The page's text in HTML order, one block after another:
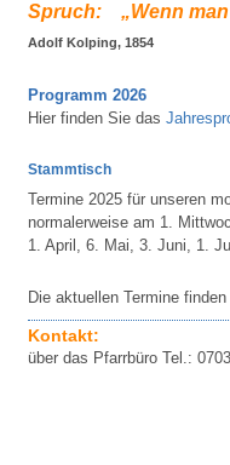
Spruch: „Wenn man
Adolf Kolping, 1854
Programm 2026
Hier finden Sie das
Stammtisch
Termine 2025 für unseren
normalerweise am 1.
1. April, 6. Mai, 3. Juni, 1.
Die aktuellen Termine
Kontakt:
über das Pfarrbüro Tel.: